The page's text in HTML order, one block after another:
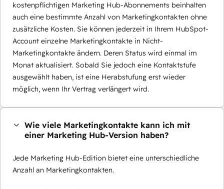
kostenpflichtigen Marketing Hub-Abonnements beinhalten
auch eine bestimmte Anzahl von Marketingkontakten ohne
zusätzliche Kosten. Sie können jederzeit in Ihrem HubSpot-
Account einzelne Marketingkontakte in Nicht-
Marketingkontakte ändern. Deren Status wird einmal im
Monat aktualisiert. Sobald Sie jedoch eine Kontaktstufe
ausgewählt haben, ist eine Herabstufung erst wieder
möglich, wenn Ihr Vertrag verlängert wird.
Wie viele Marketingkontakte kann ich mit
einer Marketing Hub-Version haben?
Jede Marketing Hub-Edition bietet eine unterschiedliche
Anzahl an Marketingkontakten.